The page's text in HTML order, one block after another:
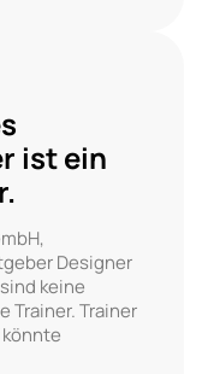
ist ein
Designer
keine
Trainer. Trainer